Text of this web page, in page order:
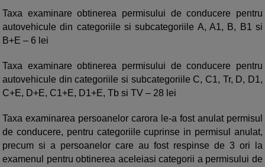
Taxa examinare obtinerea permisului de conducere pentru
autovehicule din categoriile si subcategoriile A, A1, B, B1 si
B+E – 6 lei
Taxa examinare obtinerea permisului de conducere pentru
autovehicule din categoriile si subcategoriile C, C1, Tr, D, D1,
C+E, D+E, C1+E, D1+E, Tb si TV – 28 lei
Taxa examinarea persoanelor carora le-a fost anulat permisul
de conducere, pentru categoriile cuprinse in permisul anulat,
precum si a persoanelor care au fost respinse de 3 ori la
examenul pentru obtinerea aceleiasi categorii a permisului de